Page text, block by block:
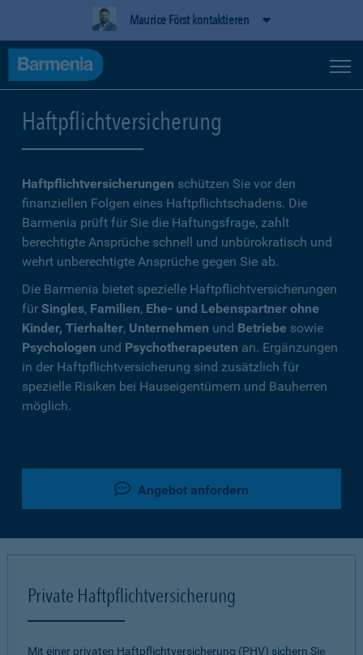
Maurice Först kontaktieren
Haftpflichtversicherung
Haftpflichtversicherungen schützen Sie vor den
finanziellen Folgen eines Haftpflichtschadens. Die
Barmenia prüft für Sie die Haftungsfrage, zahlt
berechtigte Ansprüche schnell und unbürokratisch und
wehrt unberechtigte Ansprüche gegen Sie ab.
Die Barmenia bietet spezielle Haftpflichtversicherungen
für Singles, Familien, Ehe- und Lebenspartner ohne
Kinder, Tierhalter, Unternehmen und Betriebe sowie
Psychologen und Psychotherapeuten an. Ergänzungen
in der Haftpflichtversicherung sind zusätzlich für
spezielle Risiken bei Hauseigentümern und Bauherren
möglich.
Angebot anfordern
Private Haftpflichtversicherung
Mit einer privaten Haftpflichtversicherung (PHV) sichern Sie